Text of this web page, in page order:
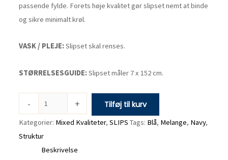
passende fylde. Forets høje kvalitet gør slipset nemt at binde
og sikre minimalt krøl.
VASK / PLEJE: Slipset skal renses.
STØRRELSESGUIDE: Slipset måler 7 x 152 cm.
- + Tilføj til kurv
Kategorier: Mixed Kvaliteter,SLIPS Tags: Blå, Melange, Navy,
Struktur
Beskrivelse